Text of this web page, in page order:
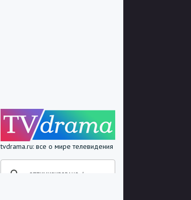
tvdrama.ru: все о мире телевидения